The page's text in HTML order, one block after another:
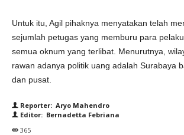
Untuk itu, Agil pihaknya menyatakan telah
sejumlah petugas yang memburu para
semua oknum yang terlibat. Menurutnya,
rawan adanya politik uang adalah Surabaya
dan pusat.
Reporter: Aryo Mahendro
Editor: Bernadetta Febriana
365